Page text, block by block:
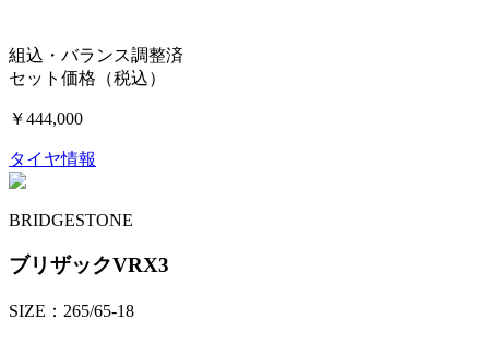
組込・バランス調整済
セット価格（税込）
￥444,000
タイヤ情報
BRIDGESTONE
ブリザックVRX3
SIZE：265/65-18